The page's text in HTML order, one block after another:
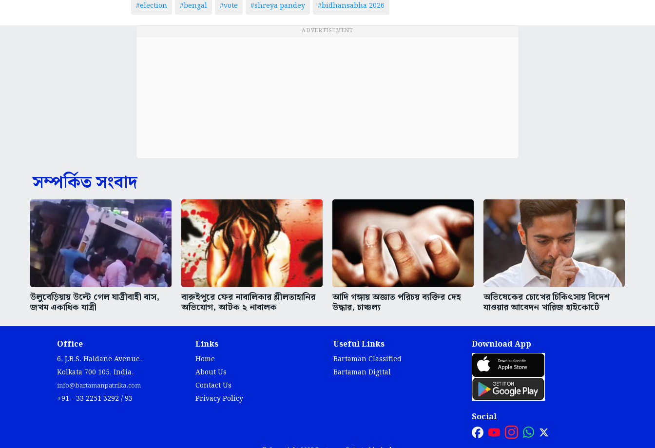
#election #bengal #vote #shreya pandey #bidhansabha 2026
ADVERTISEMENT
সম্পর্কিত সংবাদ
উলুবেড়িয়ায় উল্টে গেল যাত্রীবাহী বাস,
জখম একাধিক যাত্রী
বারুইপুরে ফের নাবালিকার শ্লীলতাহানির
অভিযোগ, আটক ২ নাবালক
আদি গঙ্গায় অজ্ঞাত পরিচয় ব্যক্তির দেহ
উদ্ধার, চাঞ্চল্য
অভিষেকের চোখের চিকিৎসায় বিদেশ
যাওয়ার আবেদন খারিজ হাইকোর্টে
Office
6, J.B.S. Haldane Avenue,
Kolkata 700 105, India.
info@bartamanpatrika.com
+91 - 33 2251 3292 / 93
Links
Home
About Us
Contact Us
Privacy Policy
Useful Links
Bartaman Classified
Bartaman Digital
Download App
Social